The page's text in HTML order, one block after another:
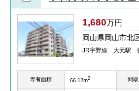
1,680万円
岡山県岡山市北
JR宇野線 大元駅
専有面積 66.12m2 間取